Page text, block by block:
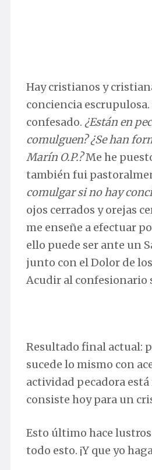
Hay cristianos y
conciencia
confesado. ¿Están en
comulguen?¿Se han
Marín O.P.?Me he
también fui
comulgar si no hay
ojos cerrados y orejas
me enseñe a efectuar
ello puede ser ante un
junto con el Dolor de
Acudir al confesionario
Resultado final actual:
sucede lo mismo con
actividad pecadora está
consiste hoy para un
Esto último hace
todo esto. ¡Y que yo